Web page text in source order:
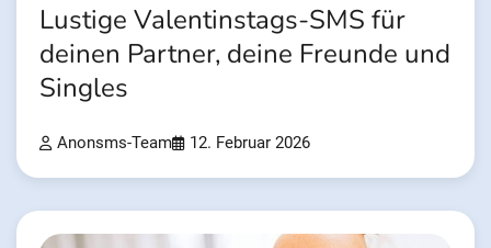
Lustige Valentinstags-SMS für
deinen Partner, deine Freunde und
Singles
Anonsms-Team 12. Februar 2026